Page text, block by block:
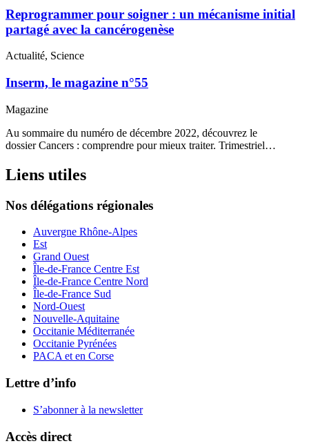
Reprogrammer pour soigner : un mécanisme initial
partagé avec la cancérogenèse
Actualité, Science
Inserm, le magazine n°55
Magazine
Au sommaire du numéro de décembre 2022, découvrez le
dossier Cancers : comprendre pour mieux traiter. Trimestriel…
Liens utiles
Nos délégations régionales
Auvergne Rhône-Alpes
Est
Grand Ouest
Île-de-France Centre Est
Île-de-France Centre Nord
Île-de-France Sud
Nord-Ouest
Nouvelle-Aquitaine
Occitanie Méditerranée
Occitanie Pyrénées
PACA et en Corse
Lettre d’info
S’abonner à la newsletter
Accès direct